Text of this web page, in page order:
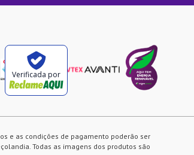
Verificada por
e as condições de pagamento poderão ser
Todas as imagens dos produtos são